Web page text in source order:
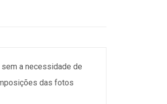
a necessidade de
das fotos